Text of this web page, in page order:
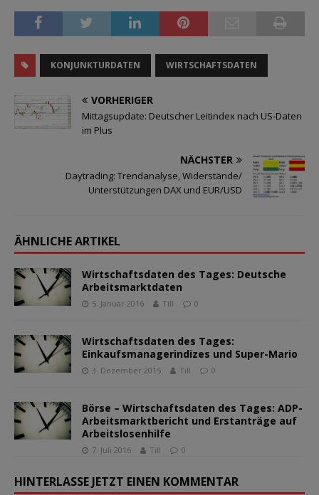
KONJUNKTURDATEN WIRTSCHAFTSDATEN
VORHERIGER
Mittagsupdate: Deutscher Leitindex nach US-Daten
im Plus
NÄCHSTER
Daytrading: Trendanalyse, Widerstände/
Unterstützungen DAX und EUR/USD
ÄHNLICHE ARTIKEL
Wirtschaftsdaten des Tages: Deutsche
Arbeitsmarktdaten
5. Januar 2016 Till 0
Wirtschaftsdaten des Tages:
Einkaufsmanagerindizes und Super-Mario
3. Dezember 2015 Till 0
Börse – Wirtschaftsdaten des Tages: ADP-
Arbeitsmarktbericht und Erstanträge auf
Arbeitslosenhilfe
7. Juli 2016 Till 0
HINTERLASSE JETZT EINEN KOMMENTAR